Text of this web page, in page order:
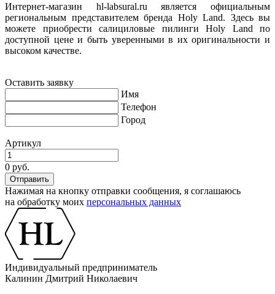
Интернет-магазин hl-labsural.ru является официальным
региональным представителем бренда Holy Land. Здесь вы
можете приобрести салициловые пилинги Holy Land по
доступной цене и быть уверенными в их оригинальности и
высоком качестве.
Оставить заявку
Имя
Телефон
Город
Артикул
0 руб.
Нажимая на кнопку отправки сообщения, я соглашаюсь
на обработку моих персональных данных
Индивидуальный предприниматель
Калинин Дмитрий Николаевич